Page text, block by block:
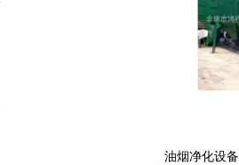
油烟净化设备